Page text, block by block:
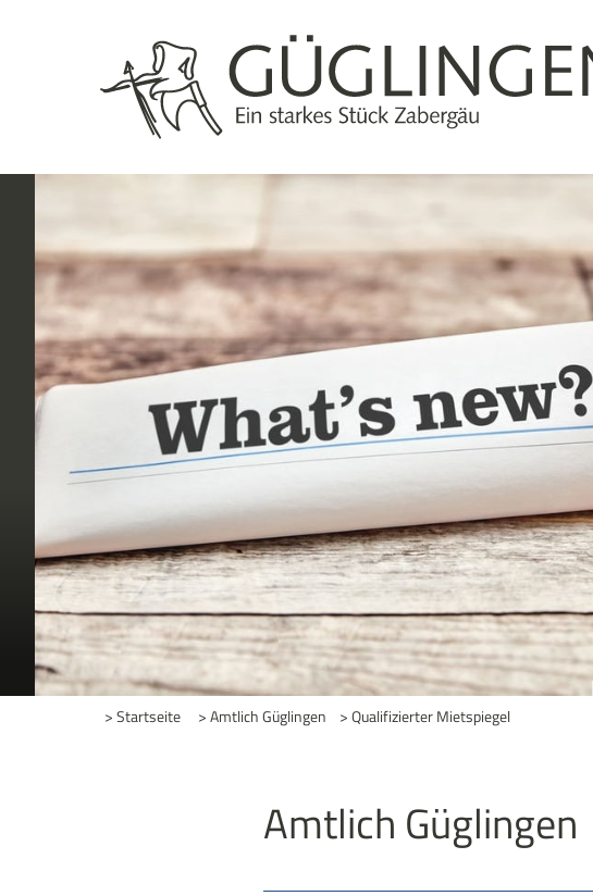
> Startseite > Amtlich Güglingen >Qualifizierter Mietspiegel
Amtlich Güglingen